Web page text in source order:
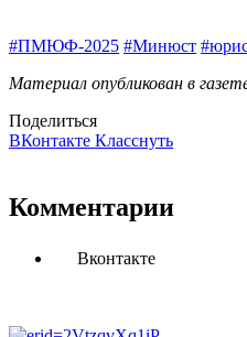
#ПМЮФ-2025 #Минюст
Материал опубликован в
Поделиться
ВКонтакте Класснуть
Комментарии
Вконтакте